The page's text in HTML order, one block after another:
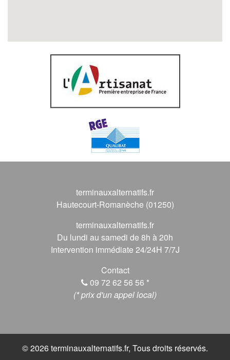
terminauxalternatifs.fr
Hautecourt-Romanèche (01250)
terminauxalternatifs.fr
Du lundi au samedi de 8h à 20h
Intervention immédiate 24/24H 7/7J
Contact
09 72 62 56 56 *
(* prix d'un appel local)
© 2026 terminauxalternatifs.fr, Tous droits réservés.